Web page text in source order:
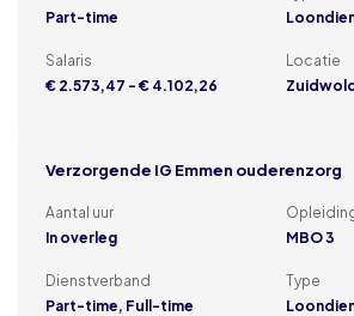
Part-time
Salaris
€ 2.573,47 - € 4.102,26
Locatie
Verzorgende IG Emmen ouderenzorg
Aantal uur
In overleg
MBO 3
Dienstverband
Part-time, Full-time
Type